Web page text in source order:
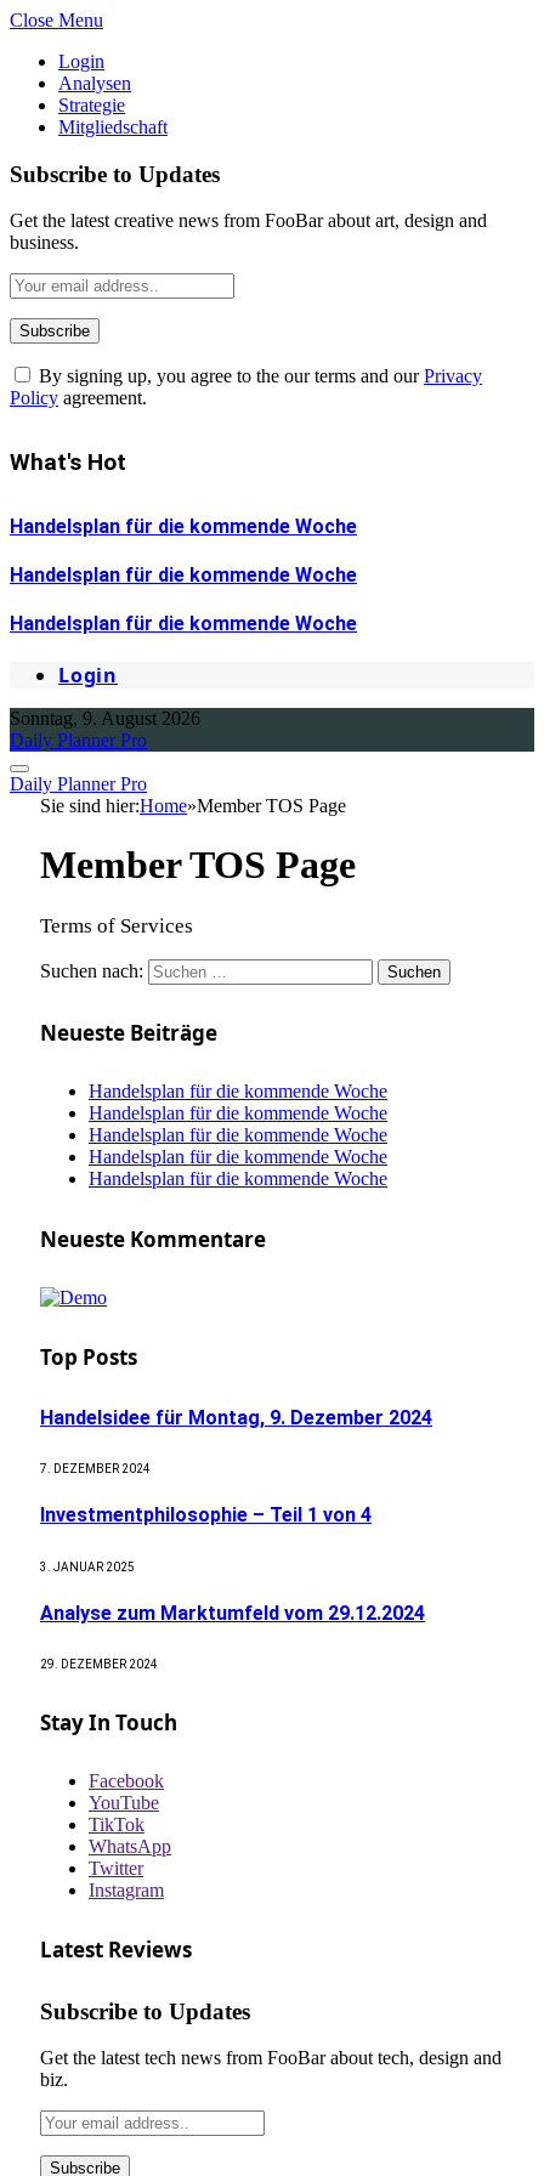
Close Menu
Login
Analysen
Strategie
Mitgliedschaft
Subscribe to Updates
Get the latest creative news from FooBar about art, design and
business.
By signing up, you agree to the our terms and ourPrivacy
Policy agreement.
What's Hot
Handelsplan für die kommende Woche
Handelsplan für die kommende Woche
Handelsplan für die kommende Woche
Login
Sonntag, 9. August 2026
Daily Planner Pro
Daily Planner Pro
Sie sind hier:Home»Member TOS Page
Member TOS Page
Terms of Services
Suchen nach:
Neueste Beiträge
Handelsplan für die kommende Woche
Handelsplan für die kommende Woche
Handelsplan für die kommende Woche
Handelsplan für die kommende Woche
Handelsplan für die kommende Woche
Neueste Kommentare
Top Posts
Handelsidee für Montag, 9. Dezember 2024
7. DEZEMBER 2024
Investmentphilosophie – Teil 1 von 4
3. JANUAR 2025
Analyse zum Marktumfeld vom 29.12.2024
29. DEZEMBER 2024
Stay In Touch
Facebook
YouTube
TikTok
WhatsApp
Twitter
Instagram
Latest Reviews
Subscribe to Updates
Get the latest tech news from FooBar about tech, design and
biz.